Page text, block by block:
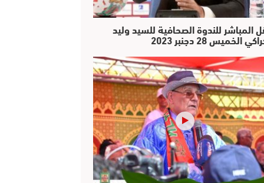
المباشر للندوة الصحافية للسيد وليد
الخميس 28 دجنبر 2023